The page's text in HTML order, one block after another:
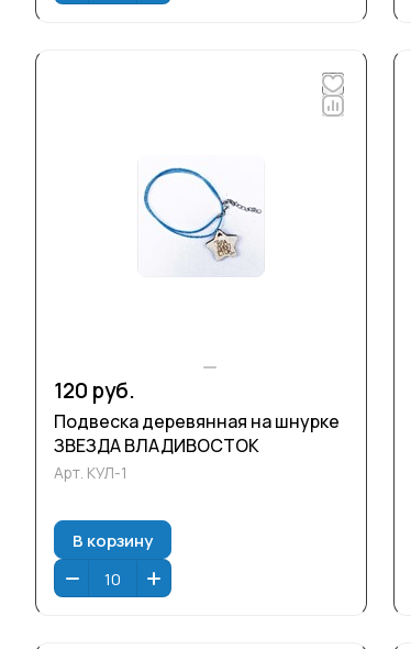
120 руб.
Подвеска деревянная на шнурке
ЗВЕЗДА ВЛАДИВОСТОК
Арт. КУЛ-1
В корзину